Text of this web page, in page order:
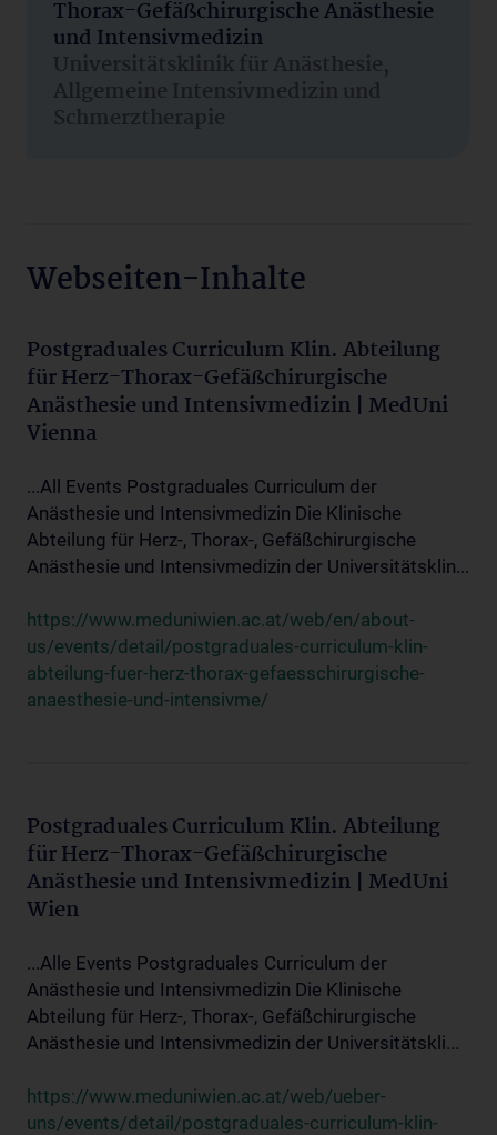
Thorax-Gefäßchirurgische Anästhesie
und Intensivmedizin
Universitätsklinik für Anästhesie,
Allgemeine Intensivmedizin und
Schmerztherapie
Webseiten-Inhalte
Postgraduales Curriculum Klin. Abteilung
für Herz-Thorax-Gefäßchirurgische
Anästhesie und Intensivmedizin | MedUni
Vienna
...All Events Postgraduales Curriculum der
Anästhesie und Intensivmedizin Die Klinische
Abteilung für Herz-, Thorax-, Gefäßchirurgische
Anästhesie und Intensivmedizin der Universitätsklin...
https://www.meduniwien.ac.at/web/en/about-
us/events/detail/postgraduales-curriculum-klin-
abteilung-fuer-herz-thorax-gefaesschirurgische-
anaesthesie-und-intensivme/
Postgraduales Curriculum Klin. Abteilung
für Herz-Thorax-Gefäßchirurgische
Anästhesie und Intensivmedizin | MedUni
Wien
...Alle Events Postgraduales Curriculum der
Anästhesie und Intensivmedizin Die Klinische
Abteilung für Herz-, Thorax-, Gefäßchirurgische
Anästhesie und Intensivmedizin der Universitätskli...
https://www.meduniwien.ac.at/web/ueber-
uns/events/detail/postgraduales-curriculum-klin-